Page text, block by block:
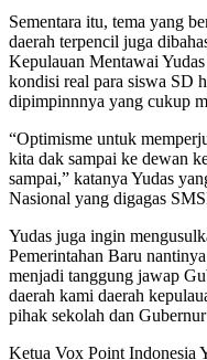
Sementara itu, tema yang
daerah terpencil juga
Kepulauan Mentawai
kondisi real para siswa SD
dipimpinnnya yang cukup
“Optimisme untuk
kita dak sampai ke dewan
sampai,” katanya Yudas
Nasional yang digagas
Yudas juga ingin
Pemerintahan Baru
menjadi tanggung jawap
daerah kami daerah
pihak sekolah dan
Ketua Vox Point Indonesia